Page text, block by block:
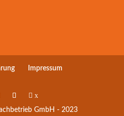
Impressum
x
GmbH - 2023